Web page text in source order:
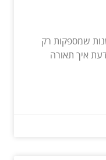
שמספקות רק
איך תאורה